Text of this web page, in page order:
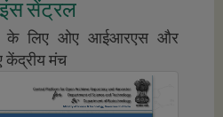
सेंट्रल
के लिए ओए आईआरएस और
केंद्रीय मंच